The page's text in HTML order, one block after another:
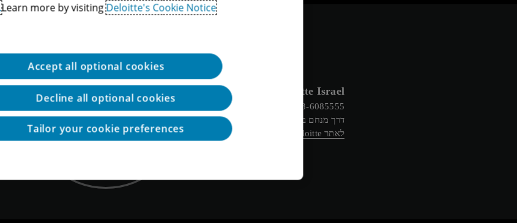
ליצירת קשר עם
המומחים שלנו
Deloitte Israel
03-6085555
דרך מנחם בגין 132, תל-אביב
לאתר Deloitte ישראל
Learn more by visitingDeloitte's Cookie Notice.
Accept all optional cookies
Decline all optional cookies
Tailor your cookie preferences